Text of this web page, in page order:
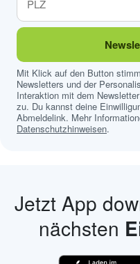
Mit Klick auf den Button
Newsletters und der
Interaktion mit dem
zu. Du kannst deine
Abmeldelink. Mehr
Datenschutzhinweisen.
Jetzt App
nächsten